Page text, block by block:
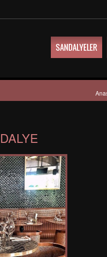
SANDALYELER